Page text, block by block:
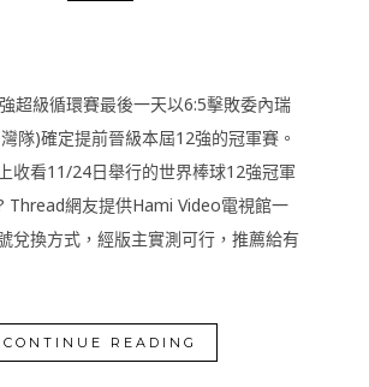
超級循環賽最後一天以6:5擊敗委內瑞
隊)確定提前晉級本屆12強的冠軍賽。
收看11/24日舉行的世界棒球12強冠軍
Thread網友提供Hami Video電視館一
兌換方式，經版主實測可行，推薦給有
CONTINUE READING